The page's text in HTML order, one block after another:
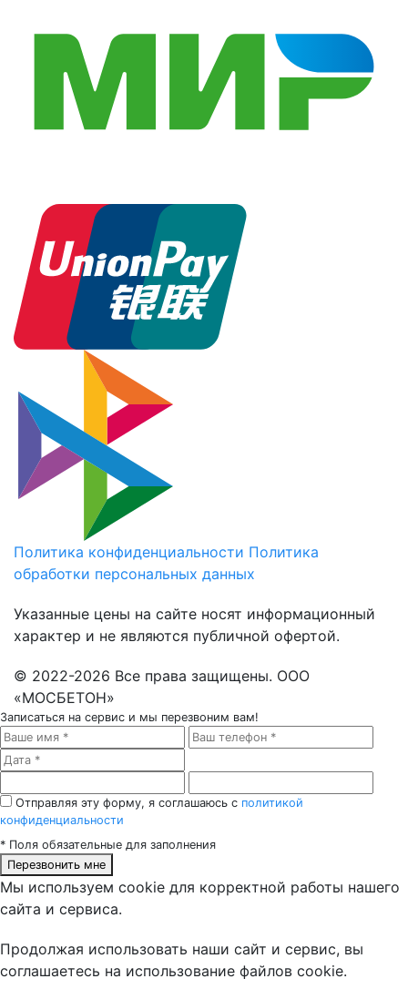
Политика конфиденциальности Политика
обработки персональных данных
Указанные цены на сайте носят информационный
характер и не являются публичной офертой.
© 2022-2026 Все права защищены. ООО
«МОСБЕТОН»
Записаться на сервис и мы перезвоним вам!
Отправляя эту форму, я соглашаюсь с политикой
конфиденциальности
* Поля обязательные для заполнения
Перезвонить мне
Мы используем cookie для корректной работы нашего
сайта и сервиса.
Продолжая использовать наши сайт и сервис, вы
соглашаетесь на использование файлов cookie.